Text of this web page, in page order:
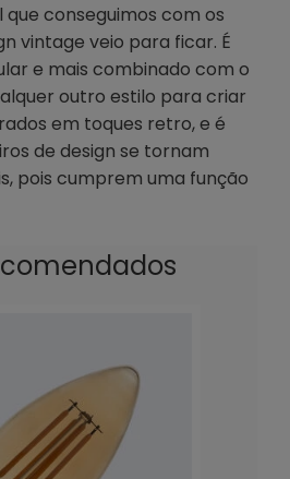
que conseguimos com os
vintage veio para ficar. É
e mais combinado com o
outro estilo para criar
em toques retro, e é
de design se tornam
pois cumprem uma função